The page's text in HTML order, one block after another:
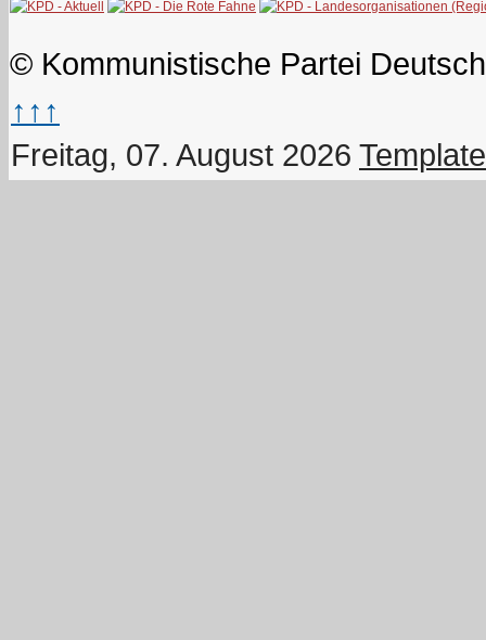
© Kommunistische Partei
↑↑↑
Freitag, 07. August 2026